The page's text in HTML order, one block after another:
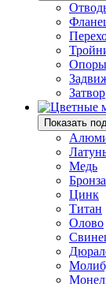
Опоры
Затвор
Показать
Медь
Бронза
Цинк
Титан
Олово